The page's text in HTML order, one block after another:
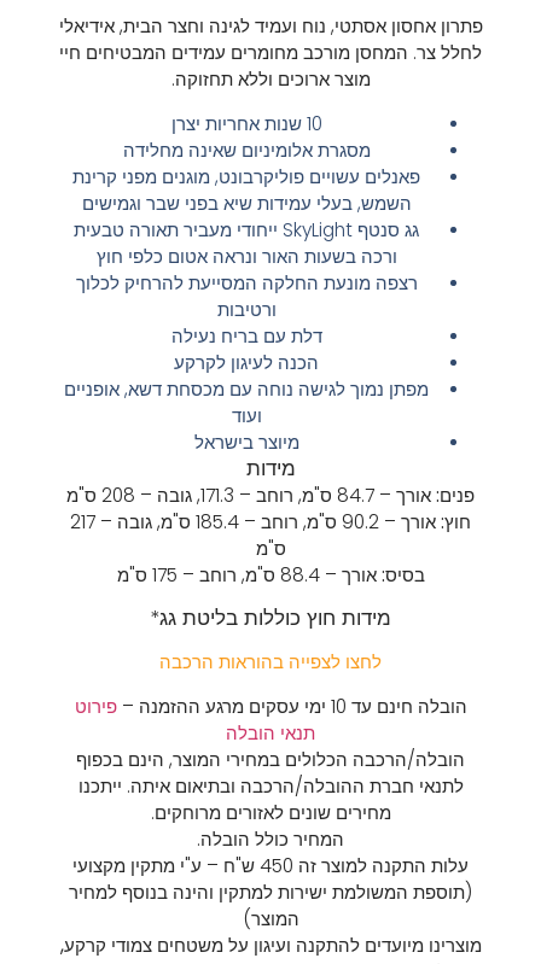
פתרון אחסון אסתטי, נוח ועמיד לגינה וחצר הבית, אידיאלי
לחלל צר. המחסן מורכב מחומרים עמידים המבטיחים חיי
מוצר ארוכים וללא תחזוקה.
10 שנות אחריות יצרן
מסגרת אלומיניום שאינה מחלידה
פאנלים עשויים פוליקרבונט, מוגנים מפני קרינת
השמש, בעלי עמידות שיא בפני שבר וגמישים
גג סנטף SkyLight ייחודי מעביר תאורה טבעית
ורכה בשעות האור ונראה אטום כלפי חוץ
רצפה מונעת החלקה המסייעת להרחיק לכלוך
ורטיבות
דלת עם בריח נעילה
הכנה לעיגון לקרקע
מפתן נמוך לגישה נוחה עם מכסחת דשא, אופניים
ועוד
מיוצר בישראל
מידות
פנים:אורך – 84.7 ס"מ, רוחב – 171.3,
גובה – 208 ס"מ
חוץ:אורך – 90.2 ס"מ, רוחב – 185.4 ס"מ,
גובה – 217
ס"מ
בסיס:אורך – 88.4 ס"מ, רוחב – 175 ס"מ
מידות חוץ כוללות בליטת גג*
לחצו לצפייה בהוראות הרכבה
הובלה חינם עד 10 ימי עסקים מרגע ההזמנה –
פירוט
תנאי הובלה
הובלה/הרכבה הכלולים במחירי המוצר, הינם בכפוף
לתנאי חברת ההובלה/הרכבה ובתיאום איתה. ייתכנו
מחירים שונים לאזורים מרוחקים.
המחיר כולל הובלה.
עלות התקנה למוצר זה 450 ש"ח – ע"י מתקין מקצועי
(תוספת המשולמת ישירות למתקין והינה בנוסף למחיר
המוצר)
מוצרינו מיועדים להתקנה ועיגון על משטחים צמודי קרקע,